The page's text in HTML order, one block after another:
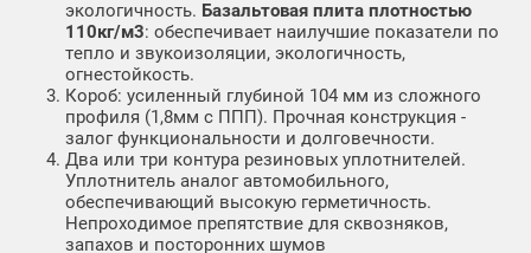
экологичность. Базальтовая плита плотностью
110кг/м3: обеспечивает наилучшие показатели по
тепло и звукоизоляции, экологичность,
огнестойкость.
Короб: усиленный глубиной 104 мм из сложного
профиля (1,8мм с ППП). Прочная конструкция -
залог функциональности и долговечности.
Два или три контура резиновых уплотнителей.
Уплотнитель аналог автомобильного,
обеспечивающий высокую герметичность.
Непроходимое препятствие для сквозняков,
запахов и посторонних шумов